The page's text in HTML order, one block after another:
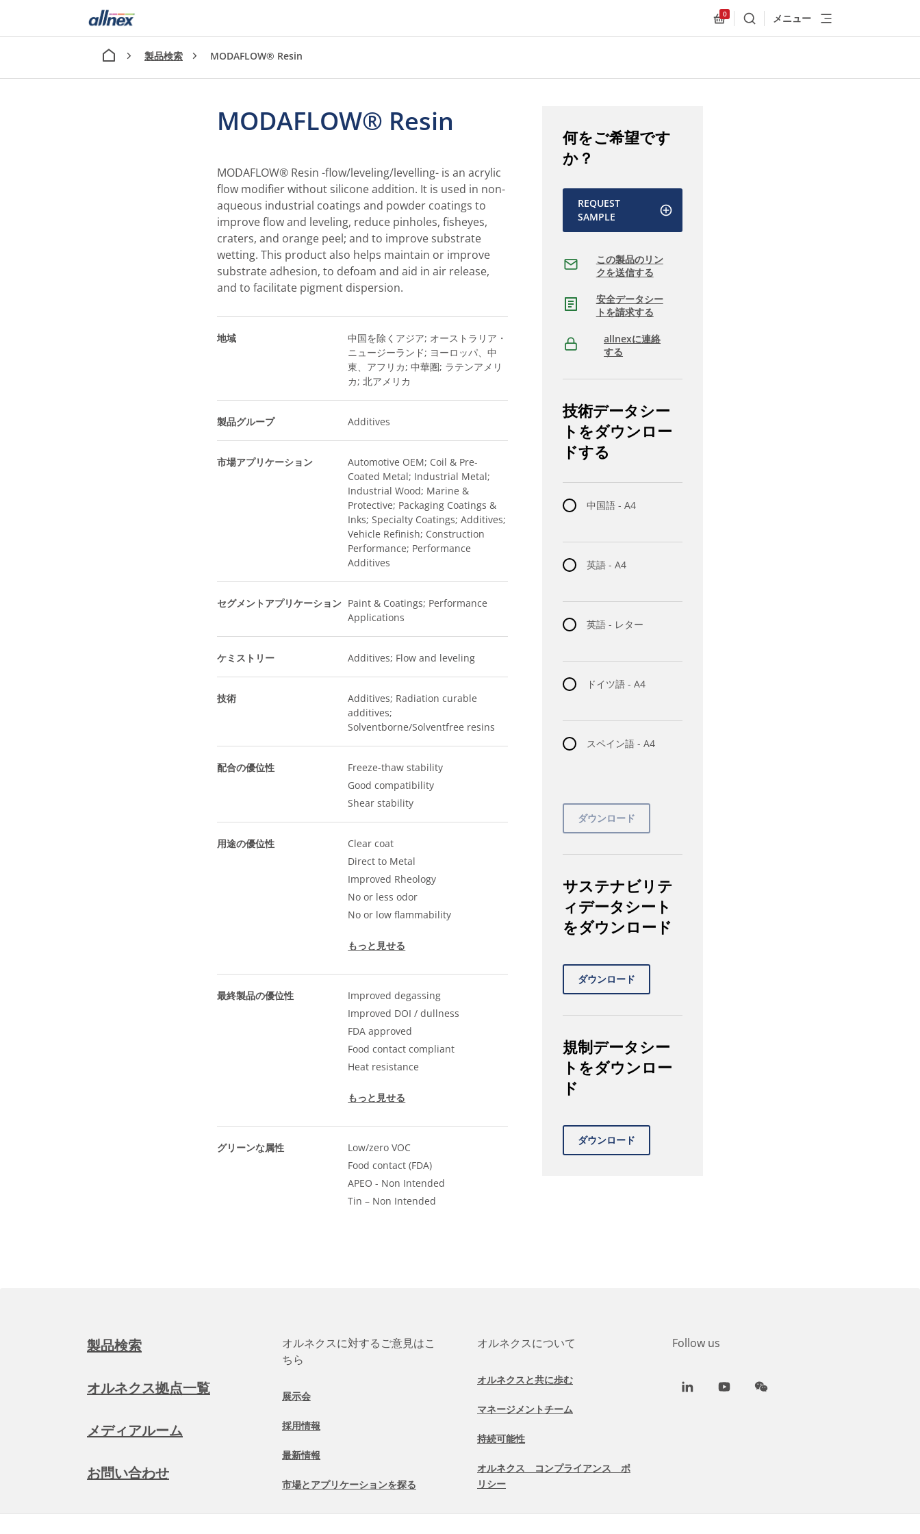
Allnex.GeneralResources.Cart
0
検索 メニュー
製品検索 MODAFLOW® Resin
MODAFLOW® Resin
MODAFLOW® Resin -flow/leveling/levelling- is an acrylic
flow modifier without silicone addition. It is used in non-
aqueous industrial coatings and powder coatings to
improve flow and leveling, reduce pinholes, fisheyes,
craters, and orange peel; and to improve substrate
wetting. This product also helps maintain or improve
substrate adhesion, to defoam and aid in air release,
and to facilitate pigment dispersion.
地域
中国を除くアジア; オーストラリア・
ニュージーランド; ヨーロッパ、中
東、アフリカ; 中華圏; ラテンアメリ
カ; 北アメリカ
製品グループ Additives
市場アプリケーション
Automotive OEM; Coil & Pre-
Coated Metal; Industrial Metal;
Industrial Wood; Marine &
Protective; Packaging Coatings &
Inks; Specialty Coatings; Additives;
Vehicle Refinish; Construction
Performance; Performance
Additives
セグメントアプリケーション Paint & Coatings; Performance
Applications
ケミストリー Additives; Flow and leveling
技術
Additives; Radiation curable
additives;
Solventborne/Solventfree resins
配合の優位性
Freeze-thaw stability
Good compatibility
Shear stability
用途の優位性
Clear coat
Direct to Metal
Improved Rheology
No or less odor
No or low flammability
もっと見せる
最終製品の優位性
Improved degassing
Improved DOI / dullness
FDA approved
Food contact compliant
Heat resistance
もっと見せる
グリーンな属性
Low/zero VOC
Food contact (FDA)
APEO - Non Intended
Tin – Non Intended
何をご希望です
か？
REQUEST
SAMPLE
この製品のリン
クを送信する
安全データシー
トを請求する
allnexに連絡
する
技術データシー
トをダウンロー
ドする
中国語 - A4
英語 - A4
英語 - レター
ドイツ語 - A4
スペイン語 - A4
サステナビリテ
ィデータシート
をダウンロード
規制データシー
トをダウンロー
ド
製品検索
オルネクス拠点一覧
メディアルーム
お問い合わせ
オルネクスに対するご意見はこ
ちら
展示会
採用情報
最新情報
市場とアプリケーションを探る
オルネクスについて
オルネクスと共に歩む
マネージメントチーム
持続可能性
オルネクス コンプライアンス ポ
リシー
Follow us
LinkedInYoutubeWeChat